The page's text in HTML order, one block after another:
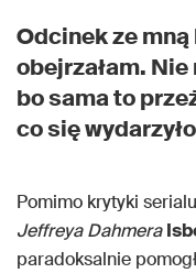
Odcinek ze
obejrzałam.
bo sama to
co się
Pomimo krytyki serialu
Jeffreya Dahmera
paradoksalnie